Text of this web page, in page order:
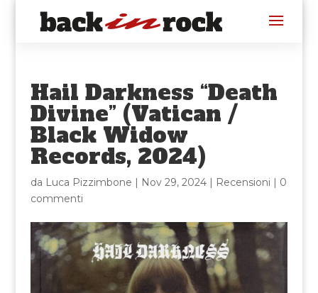
Hail Darkness “Death
Divine” (Vatican /
Black Widow
Records, 2024)
da Luca Pizzimbone | Nov 29, 2024| Recensioni | 0
commenti